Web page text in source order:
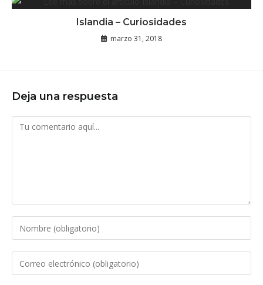
Islandia – Curiosidades
marzo 31, 2018
Deja una respuesta
Comentario
Introduce
tu
nombre
Introduce
tu